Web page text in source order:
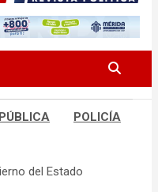
Yucatán
POLICÍA
del Estado